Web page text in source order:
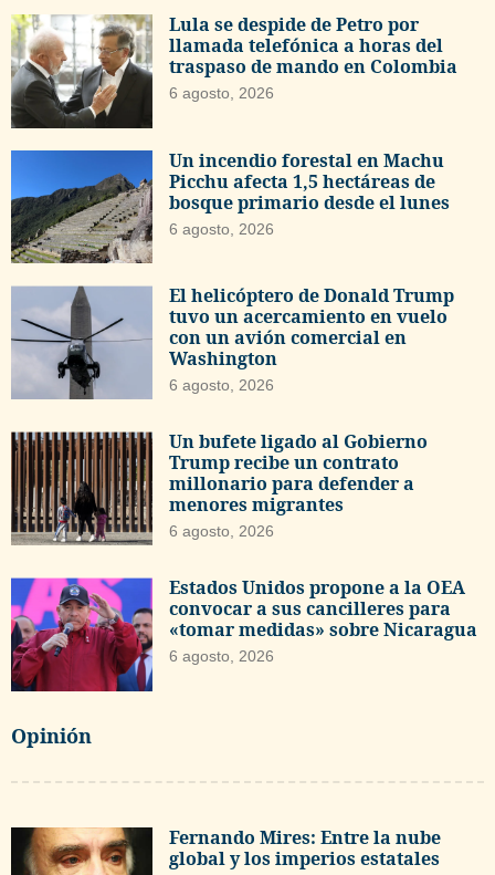
Lula se despide de Petro por
llamada telefónica a horas del
traspaso de mando en Colombia
6 agosto, 2026
Un incendio forestal en Machu
Picchu afecta 1,5 hectáreas de
bosque primario desde el lunes
6 agosto, 2026
El helicóptero de Donald Trump
tuvo un acercamiento en vuelo
con un avión comercial en
Washington
6 agosto, 2026
Un bufete ligado al Gobierno
Trump recibe un contrato
millonario para defender a
menores migrantes
6 agosto, 2026
Estados Unidos propone a la OEA
convocar a sus cancilleres para
«tomar medidas» sobre Nicaragua
6 agosto, 2026
Opinión
Fernando Mires: Entre la nube
global y los imperios estatales